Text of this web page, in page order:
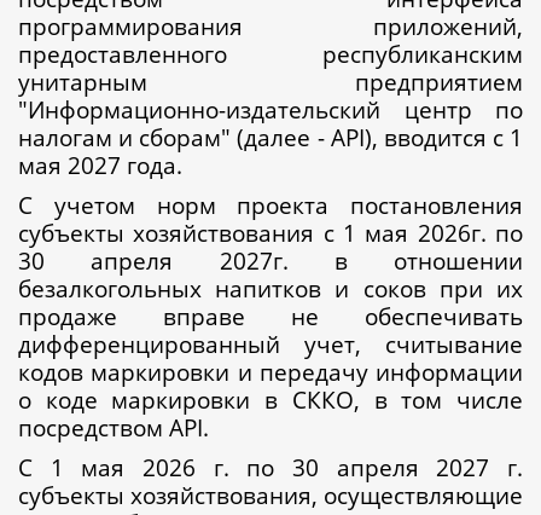
программирования приложений,
предоставленного республиканским
унитарным предприятием
"Информационно-издательский центр по
налогам и сборам" (далее - API), вводится с 1
мая 2027 года.
С учетом норм проекта постановления
субъекты хозяйствования с 1 мая 2026г. по
30 апреля 2027г. в отношении
безалкогольных напитков и соков при их
продаже вправе не обеспечивать
дифференцированный учет, считывание
кодов маркировки и передачу информации
о коде маркировки в СККО, в том числе
посредством API.
С 1 мая 2026 г. по 30 апреля 2027 г.
субъекты хозяйствования, осуществляющие